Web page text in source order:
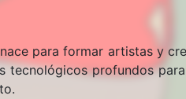
para formar artistas y
tecnológicos profundos